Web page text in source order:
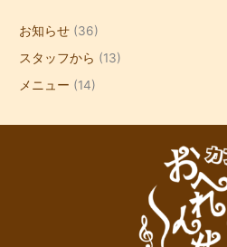
お知らせ (36)
スタッフから (13)
メニュー (14)